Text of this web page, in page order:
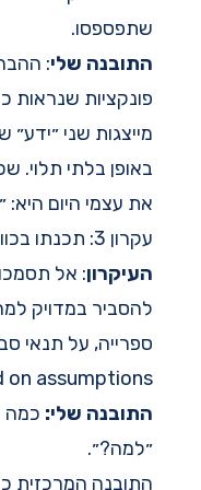
שתפספסו.
התובנה שלי:
פונקציות
מייצגות שני
באופן בלתי תלוי.
את עצמי היום
עקרון 3: תכנתו בכוונה, לא במקרה (Don't Program by Coincidence)
העיקרון: אל
להסביר במדויק
ספרייה, על תנאי
on assumptions.
התובנה שלי: כמה
״למה?״.
התובנה המרכזית